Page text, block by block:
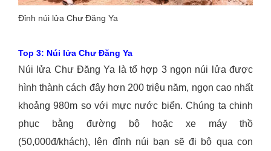
Đỉnh núi lửa Chư Đăng Ya
Top 3: Núi lửa Chư Đăng Ya
Núi lửa Chư Đăng Ya là tổ hợp 3 ngọn núi lửa được
hình thành cách đây hơn 200 triệu năm, ngọn cao nhất
khoảng 980m so với mực nước biển. Chúng ta chinh
phục bằng đường bộ hoặc xe máy thồ
(50,000đ/khách), lên đỉnh núi bạn sẽ đi bộ qua con